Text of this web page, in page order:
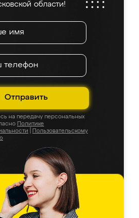
области!
Отправить
на передачу персональных
Политике
Пользовательскому